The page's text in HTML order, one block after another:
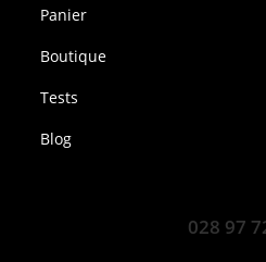
Panier
Boutique
Tests
Blog
028 97